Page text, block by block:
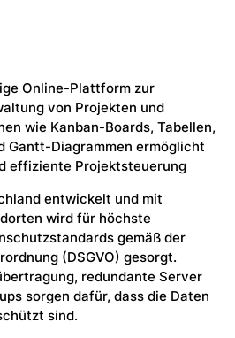
Online-Plattform zur
von Projekten und
wie Kanban-Boards, Tabellen,
Gantt-Diagrammen ermöglicht
effiziente Projektsteuerung
entwickelt und mit
wird für höchste
gemäß der
(DSGVO) gesorgt.
redundante Server
sorgen dafür, dass die Daten
sind.